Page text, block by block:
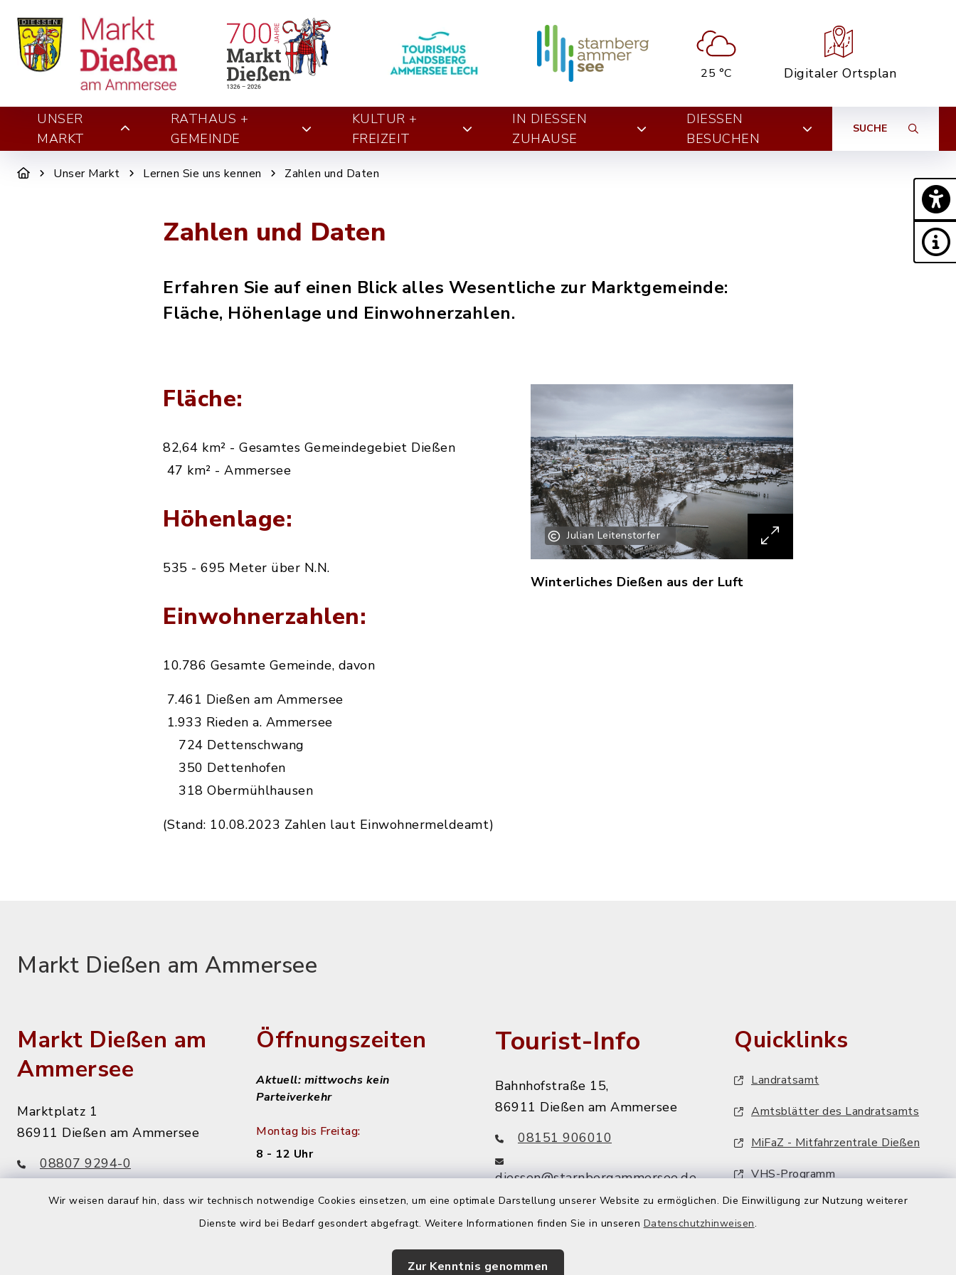
Wir weisen darauf hin, dass wir technisch notwendige Cookies einsetzen, um eine optimale Darstellung unserer Website zu ermöglichen. Die Einwilligung zur Nutzung weiterer
Dienste wird bei Bedarf gesondert abgefragt. Weitere Informationen finden Sie in unseren Datenschutzhinweisen.
Zur Kenntnis genommen
25 °C Digitaler Ortsplan
UNSER
MARKT
RATHAUS +
GEMEINDE
KULTUR +
FREIZEIT
IN DIESSEN Z
UHAUSE
DIESSEN B
ESUCHEN
SUCHE
Unser Markt Lernen Sie uns kennen Zahlen und Daten
Zahlen und Daten
Erfahren Sie auf einen Blick alles Wesentliche zur Marktgemeinde:
Fläche, Höhenlage und Einwohnerzahlen.
Julian Leitenstorfer
Winterliches Dießen aus der Luft
Fläche:
82,64 km² - Gesamtes Gemeindegebiet Dießen
47 km² - Ammersee
Höhenlage:
535 - 695 Meter über N.N.
Einwohnerzahlen:
10.786 Gesamte Gemeinde, davon
7.461 Dießen am Ammersee
1.933 Rieden a. Ammersee
724 Dettenschwang
350 Dettenhofen
318 Obermühlhausen
(Stand: 10.08.2023 Zahlen laut Einwohnermeldeamt)
Markt Dießen am Ammersee
Markt Dießen am
Ammersee
Marktplatz 1
86911 Dießen am Ammersee
08807 9294-0
info@diessen.de
Öffnungszeiten
Aktuell: mittwochs kein
Parteiverkehr
Montag bis Freitag:
8 - 12 Uhr
14 - 16 Uhr
Tourist-Info
Bahnhofstraße 15,
86911 Dießen am Ammersee
08151 906010
diessen@starnbergammersee.de
Quicklinks
Landratsamt
Amtsblätter des Landratsamts
MiFaZ - Mitfahrzentrale Dießen
VHS-Programm
FFH-Artenmonitoring